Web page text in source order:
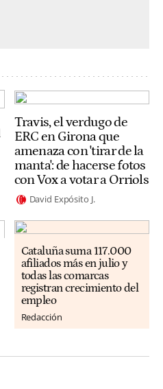
Travis, el verdugo de
ERC en Girona que
amenaza con 'tirar de la
manta': de hacerse fotos
con Vox a votar a Orriols
David Expósito J.
Cataluña suma 117.000
afiliados más en julio y
todas las comarcas
registran crecimiento del
empleo
Redacción